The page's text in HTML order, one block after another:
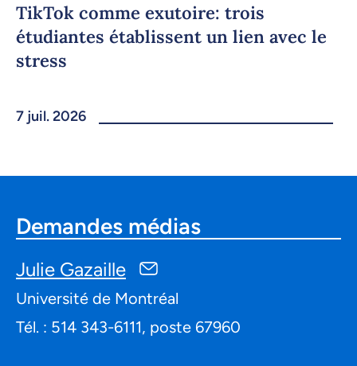
TikTok comme exutoire: trois
étudiantes établissent un lien avec le
stress
7 juil. 2026
Demandes médias
Julie Gazaille
Université de Montréal
Tél. : 514 343-6111, poste 67960